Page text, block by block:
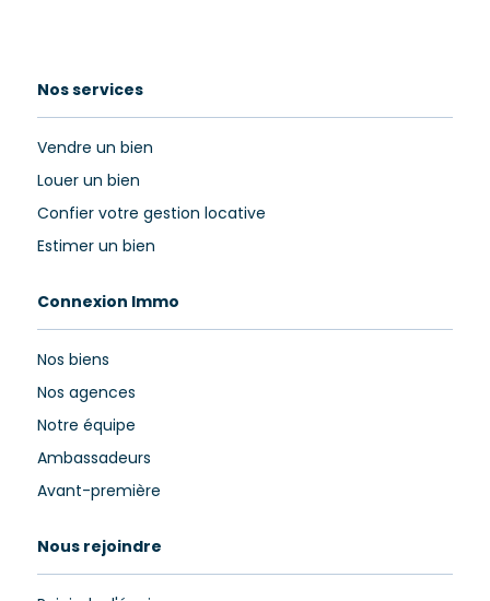
Nos services
Vendre un bien
Louer un bien
Confier votre gestion locative
Estimer un bien
Connexion Immo
Nos biens
Nos agences
Notre équipe
Ambassadeurs
Avant-première
Nous rejoindre